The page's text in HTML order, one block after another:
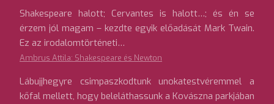
Shakespeare halott; Cervantes is halott…; és én se
érzem jól magam – kezdte egyik előadását Mark Twain.
Ez az irodalomtörténeti…
Ambrus Attila: Shakespeare és Newton
Lábujjhegyre csimpaszkodtunk unokatestvéremmel a
kőfal mellett, hogy beleláthassunk a Kovászna parkjában